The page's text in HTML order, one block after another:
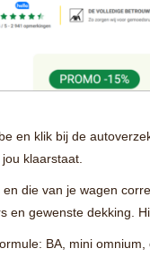
en klik bij de
klaarstaat.
en die van je wagen
en gewenste dekking.
BA, mini